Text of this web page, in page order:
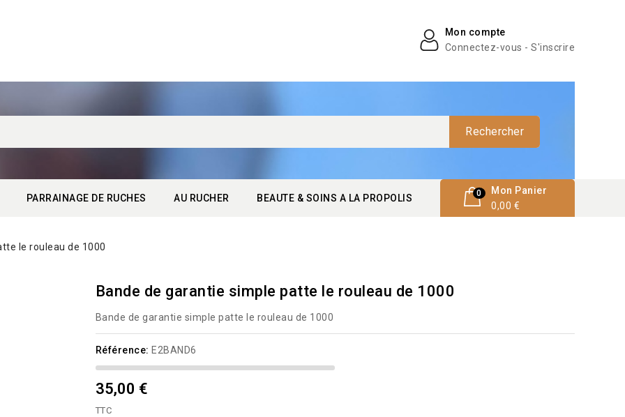
Mon compte
Connectez-vous - S'inscrire
Rechercher
PARRAINAGE DE RUCHES AU RUCHER BEAUTE & SOINS A LA PROPOLIS
Mon Panier
0
0,00 €
le rouleau de 1000
Bande de garantie simple patte le rouleau de 1000
Bande de garantie simple patte le rouleau de 1000
Référence: E2BAND6
35,00 €
TTC